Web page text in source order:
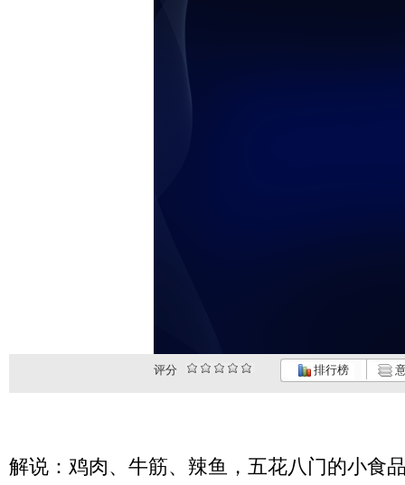
评分 排行榜
解说：鸡肉、牛筋、辣鱼，五花八门的小食